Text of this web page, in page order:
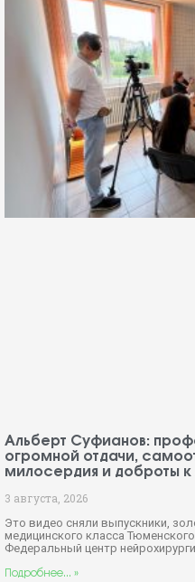
Альберт Суфианов:
огромной отдачи,
милосердия и доброты
3 августа, 2026
Это видео сняли выпускники,
медицинского класса
Федеральный центр
Подробнее... »